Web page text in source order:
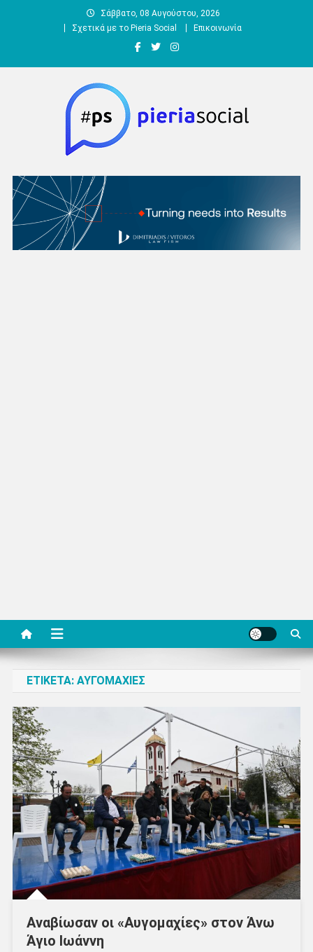
Σάββατο, 08 Αυγούστου, 2026
Σχετικά με το Pieria Social
Επικοινωνία
Pieria Social
ΕΤΙΚΈΤΑ: ΑΥΓΟΜΑΧΊΕΣ
Αναβίωσαν οι «Αυγομαχίες» στον Άνω
Άγιο Ιωάννη